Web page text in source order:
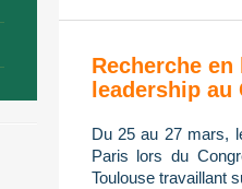
Recherche
leadership au
Du 25 au 27 mars,
Paris lors du
Toulouse travaillant